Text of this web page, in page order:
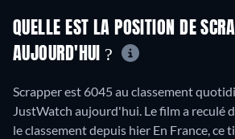
QUELLE EST LA POSITION DE
AUJOURD'HUI ?
Scrapper est 6045 au classement
JustWatch aujourd'hui. Le film a reculé
le classement depuis hier En France, ce